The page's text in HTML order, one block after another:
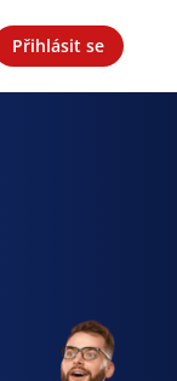
Přihlásit se